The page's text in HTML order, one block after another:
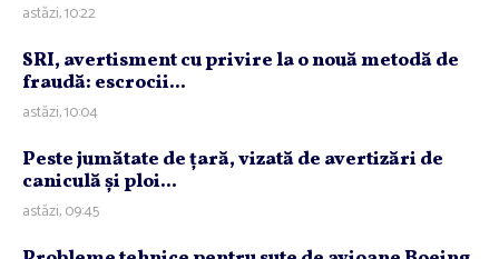
astăzi, 10:22
SRI, avertisment cu privire la o nouă metodă de
fraudă: escrocii...
astăzi, 10:04
Peste jumătate de ţară, vizată de avertizări de
caniculă şi ploi...
astăzi, 09:45